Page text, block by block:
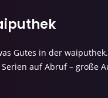
Gutes in der
auf Abruf – große